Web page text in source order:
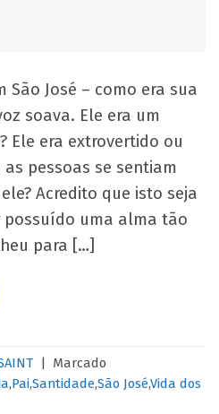
São José – como era sua
soava. Ele era um
Ele era extrovertido ou
as pessoas se sentiam
Acredito que isto seja
possuído uma alma tão
para […]
|
Marcado
,Pai,Santidade,São José,Vida dos